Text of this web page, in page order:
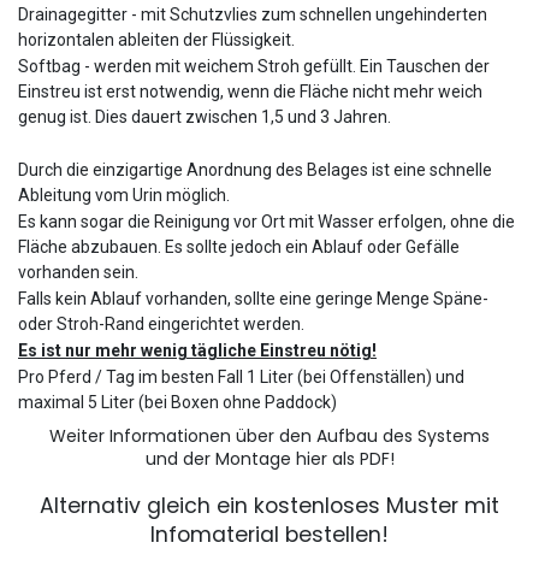
Drainagegitter - mit Schutzvlies zum schnellen ungehinderten
horizontalen ableiten der Flüssigkeit.
Softbag - werden mit weichem Stroh gefüllt. Ein Tauschen der
Einstreu ist erst notwendig, wenn die Fläche nicht mehr weich
genug ist. Dies dauert zwischen 1,5 und 3 Jahren.
Durch die einzigartige Anordnung des Belages ist eine schnelle
Ableitung vom Urin möglich.
Es kann sogar die Reinigung vor Ort mit Wasser erfolgen, ohne die
Fläche abzubauen. Es sollte jedoch ein Ablauf oder Gefälle
vorhanden sein.
Falls kein Ablauf vorhanden, sollte eine geringe Menge Späne-
oder Stroh-Rand eingerichtet werden.
Es ist nur mehr wenig tägliche Einstreu nötig!
Pro Pferd / Tag im besten Fall 1 Liter (bei Offenställen) und
maximal 5 Liter (bei Boxen ohne Paddock)
Weiter Informationen über den Aufbau des Systems
und der Montage hier als PDF!
Alternativ gleich ein kostenloses Muster mit
Infomaterial bestellen!